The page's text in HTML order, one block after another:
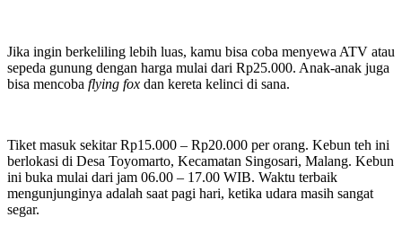
Jika ingin berkeliling lebih luas, kamu bisa coba menyewa ATV atau
sepeda gunung dengan harga mulai dari Rp25.000. Anak-anak juga
bisa mencoba flying fox dan kereta kelinci di sana.
Tiket masuk sekitar Rp15.000 – Rp20.000 per orang. Kebun teh ini
berlokasi di Desa Toyomarto, Kecamatan Singosari, Malang. Kebun
ini buka mulai dari jam 06.00 – 17.00 WIB. Waktu terbaik
mengunjunginya adalah saat pagi hari, ketika udara masih sangat
segar.